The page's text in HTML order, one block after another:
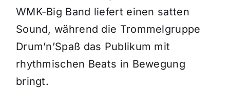
WMK-Big Band liefert einen satten
Sound, während die Trommelgruppe
Drum’n’Spaß das Publikum mit
rhythmischen Beats in Bewegung
bringt.